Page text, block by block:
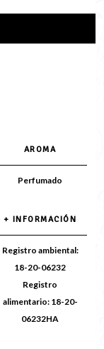
AROMA
Perfumado
+ INFORMACIÓN
Registro ambiental:
18-20-06232
Registro
alimentario: 18-20-
06232HA